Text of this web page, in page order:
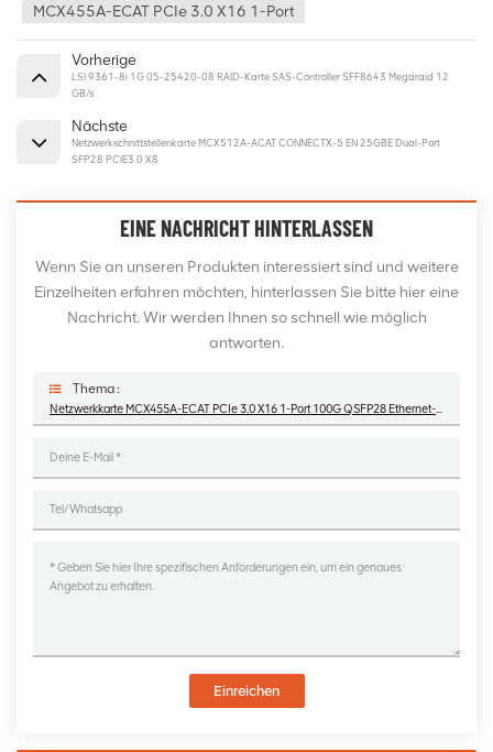
MCX455A-ECAT PCIe 3.0 X16 1-Port
Vorherige
LSI 9361-8i 1G 05-25420-08 RAID-Karte SAS-Controller SFF8643 Megaraid 12
GB/s
Nächste
Netzwerkschnittstellenkarte MCX512A-ACAT CONNECTX-5 EN 25GBE Dual-Port
SFP28 PCIE3.0 X8
EINE NACHRICHT HINTERLASSEN
Wenn Sie an unseren Produkten interessiert sind und weitere
Einzelheiten erfahren möchten, hinterlassen Sie bitte hier eine
Nachricht. Wir werden Ihnen so schnell wie möglich
antworten.
Thema :
Netzwerkkarte MCX455A-ECAT PCIe 3.0 X16 1-Port 100G QSFP28 Ethernet-Server-Adapter
Einreichen